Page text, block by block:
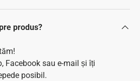
produs?
Facebook sau e-mail și îți
posibil.